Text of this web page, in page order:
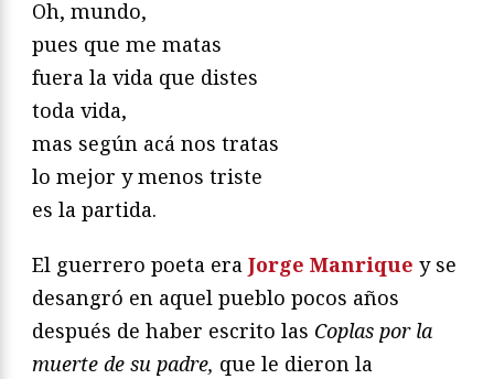
Oh, mundo,
pues que me matas
fuera la vida que distes
toda vida,
mas según acá nos tratas
lo mejor y menos triste
es la partida.
El guerrero poeta era Jorge Manrique y se
desangró en aquel pueblo pocos años
después de haber escrito las Coplas por la
muerte de su padre, que le dieron la